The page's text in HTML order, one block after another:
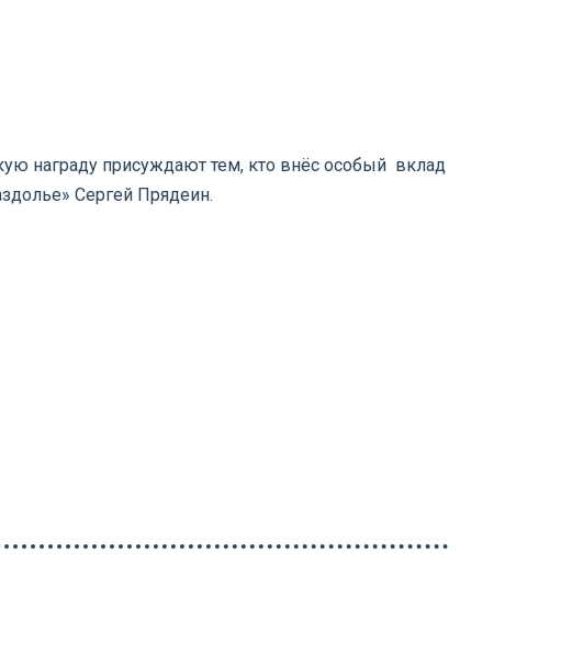
награду присуждают тем, кто внёс особый вклад
Сергей Прядеин.